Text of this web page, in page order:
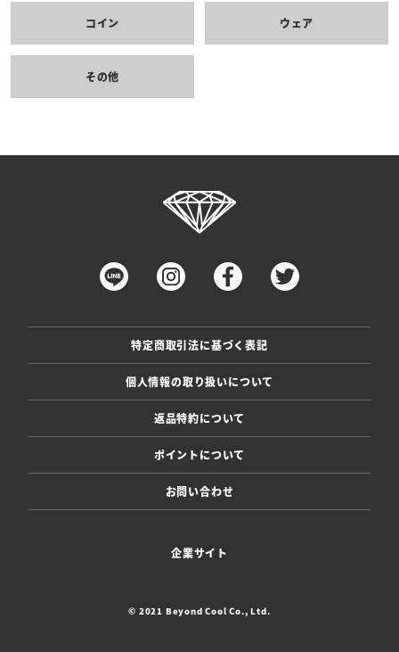
コイン ウェア
その他
特定商取引法に基づく表記
個人情報の取り扱いについて
返品特約について
ポイントについて
お問い合わせ
企業サイト
© 2021 Beyond Cool Co., Ltd.